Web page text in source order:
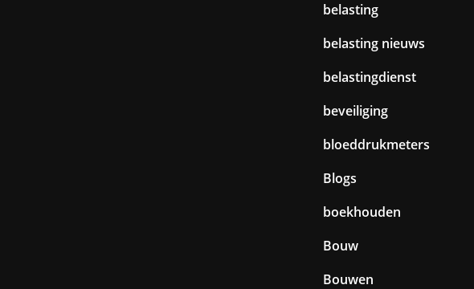
belasting
belasting nieuws
belastingdienst
beveiliging
bloeddrukmeters
Blogs
boekhouden
Bouw
Bouwen